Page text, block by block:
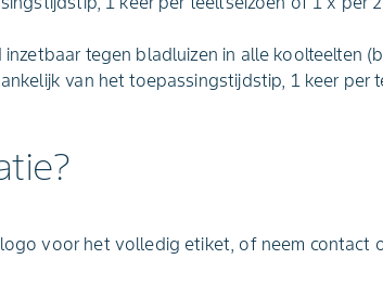
tegen bladluizen in alle koolteelten
van het toepassingstijdstip, 1 keer per
voor het volledig etiket, of neem contact